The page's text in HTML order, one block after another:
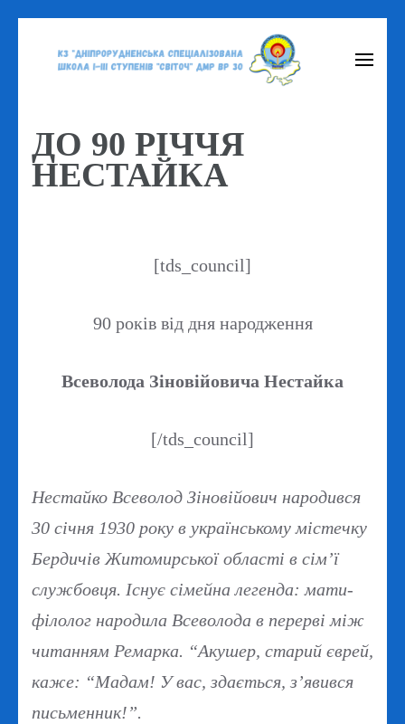
Enter)
ДО 90 РІЧЧЯ
НЕСТАЙКА
[tds_council]
90 років від дня народження
Всеволода Зіновійовича Нестайка
[/tds_council]
Нестайко Всеволод Зіновійович народився
30 січня 1930 року в українському містечку
Бердичів Житомирської області в сім’ї
службовця. Існує сімейна легенда: мати-
філолог народила Всеволода в перерві між
читанням Ремарка. “Акушер, старий єврей,
каже: “Мадам! У вас, здається, з’явився
письменник!”.